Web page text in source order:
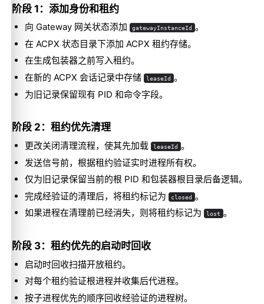
阶段 1：添加身份和租约
向 Gateway 网关状态添加 gatewayInstanceId 。
在 ACPX 状态目录下添加 ACPX 租约存储。
在生成包装器之前写入租约。
在新的 ACPX 会话记录中存储
leaseId 。
为旧记录保留现有 PID 和命令字段。
阶段 2：租约优先清理
更改关闭清理流程，使其先加载 leaseId 。
发送信号前，根据租约验证实时进程所有权。
仅为旧记录保留当前的根 PID 和包装器根目录后备逻辑。
完成经验证的清理后，将租约标记为
closed 。
如果进程在清理前已经消失，则将租约标记为
lost 。
阶段 3：租约优先的启动时回收
启动时回收扫描开放租约。
对每个租约验证根进程并收集后代进程。
按子进程优先的顺序回收经验证的进程树。